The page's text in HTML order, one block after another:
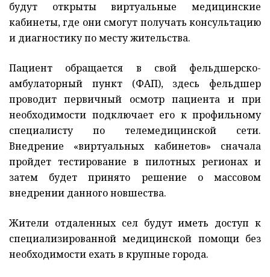
будут открыты виртуальные медицинские
кабинеты, где они смогут получать консультацию
и диагностику по месту жительства.
Пациент обращается в свой фельдшерско-
амбулаторный пункт (ФАП), здесь фельдшер
проводит первичный осмотр пациента и при
необходимости подключает его к профильному
специалисту по телемедицинской сети.
Внедрение «виртуальных кабинетов» сначала
пройдет тестирование в пилотных регионах и
затем будет принято решение о массовом
внедрении данного новшества.
Жители отдаленных сел будут иметь доступ к
специализированной медицинской помощи без
необходимости ехать в крупные города.